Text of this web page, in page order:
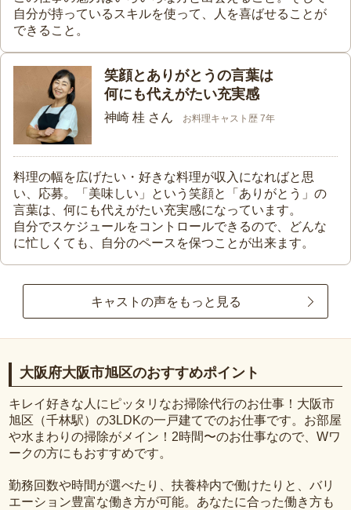
自分が持っているスキルを使って、人を喜ばせることが
できること。
笑顔とありがとうの言葉は
何にも代えがたい充実感
神崎 桂 さん お料理キャスト歴 7年
料理の幅を広げたい・好きな料理が収入になればと思
い、応募。「美味しい」という笑顔と「ありがとう」の
言葉は、何にも代えがたい充実感になっています。
自分でスケジュールをコントロールできるので、どんな
に忙しくても、自分のペースを保つことが出来ます。
キャストの声をもっと見る
大阪府大阪市旭区のおすすめポイント
キレイ好きな人にピッタリなお掃除代行のお仕事！大阪市
旭区（千林駅）の3LDKの一戸建てでのお仕事です。お部屋
や水まわりの掃除がメイン！2時間〜のお仕事なので、Wワ
ークの方にもおすすめです。
勤務回数や時間が選べたり、扶養枠内で働けたりと、バリ
エーション豊富な働き方が可能。あなたに合った働き方も